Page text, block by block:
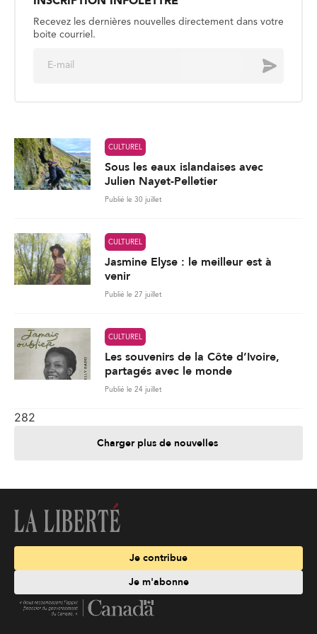
Recevez les dernières nouvelles directement dans votre
boite courriel.
Envoyer
CULTUREL
Sous les eaux islandaises avec
Julien Nayet-Pelletier
Publié le 30 juillet
CULTUREL
Jasmine Elyse : le meilleur est à
venir
Publié le 27 juillet
CULTUREL
Les souvenirs de la Côte d’Ivoire,
partagés avec le monde
Publié le 24 juillet
282
Charger plus de nouvelles
Je contribue
Je m'abonne